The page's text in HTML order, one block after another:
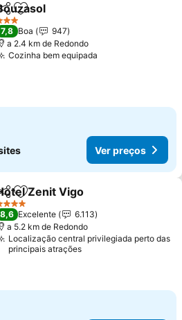
Adicionar aos favoritos
Estrelas
7,8 Boa
947
a 2.4 km de Redondo
Cozinha bem equipada
Ver preços
Adicionar aos favoritos
Zenit Vigo
Estrelas
8,6 Excelente
6.113
a 5.2 km de Redondo
Localização central privilegiada perto das
principais atrações